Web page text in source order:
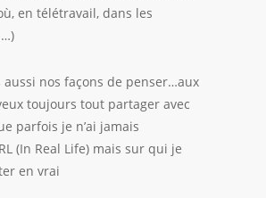
en télétravail, dans les
nos façons de penser…aux
toujours tout partager avec
parfois je n’ai jamais
(In Real Life) mais sur qui je
en vrai